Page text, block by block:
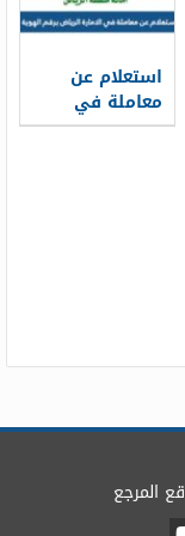
استعلام عن
معاملة في
الامارة الرياض